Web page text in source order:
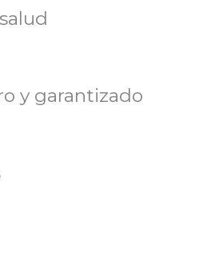
y garantizado